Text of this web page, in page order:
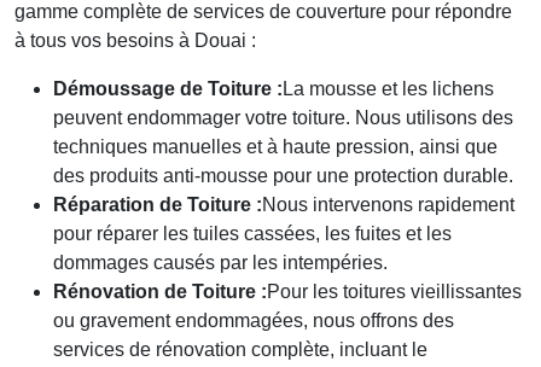
gamme complète de services de couverture pour répondre
à tous vos besoins à Douai :
Démoussage de Toiture : La mousse et les lichens
peuvent endommager votre toiture. Nous utilisons des
techniques manuelles et à haute pression, ainsi que
des produits anti-mousse pour une protection durable.
Réparation de Toiture :Nous intervenons rapidement
pour réparer les tuiles cassées, les fuites et les
dommages causés par les intempéries.
Rénovation de Toiture :Pour les toitures vieillissantes
ou gravement endommagées, nous offrons des
services de rénovation complète, incluant le